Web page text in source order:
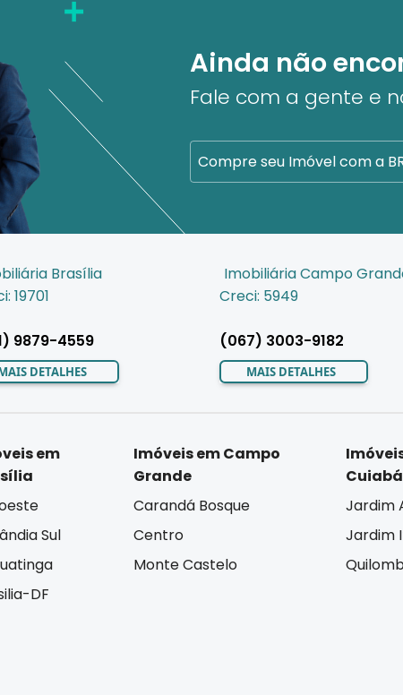
Ainda não
Fale com a gente e
Compre seu Imóvel com a
Brasília
19701
9879-4559
DETALHES
Imobiliária Campo
Creci: 5949
(067) 3003-9182
MAIS DETALHES
em
Sul
DF
Imóveis em Campo
Grande
Carandá Bosque
Centro
Monte Castelo
Cuiabá
Jardim
Jardim